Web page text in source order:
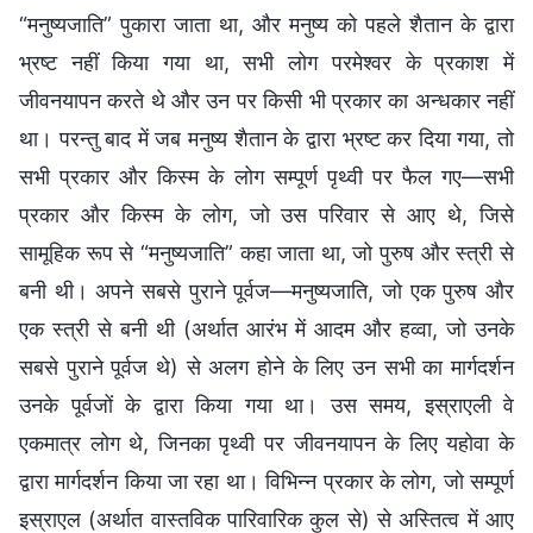
“मनुष्यजाति” पुकारा जाता था, और मनुष्य को पहले शैतान के द्वारा
भ्रष्ट नहीं किया गया था, सभी लोग परमेश्वर के प्रकाश में
जीवनयापन करते थे और उन पर किसी भी प्रकार का अन्धकार नहीं
था। परन्तु बाद में जब मनुष्य शैतान के द्वारा भ्रष्ट कर दिया गया, तो
सभी प्रकार और किस्म के लोग सम्पूर्ण पृथ्वी पर फैल गए—सभी
प्रकार और किस्म के लोग, जो उस परिवार से आए थे, जिसे
सामूहिक रूप से “मनुष्यजाति” कहा जाता था, जो पुरुष और स्त्री से
बनी थी। अपने सबसे पुराने पूर्वज—मनुष्यजाति, जो एक पुरुष और
एक स्त्री से बनी थी (अर्थात आरंभ में आदम और हव्वा, जो उनके
सबसे पुराने पूर्वज थे) से अलग होने के लिए उन सभी का मार्गदर्शन
उनके पूर्वजों के द्वारा किया गया था। उस समय, इस्राएली वे
एकमात्र लोग थे, जिनका पृथ्वी पर जीवनयापन के लिए यहोवा के
द्वारा मार्गदर्शन किया जा रहा था। विभिन्न प्रकार के लोग, जो सम्पूर्ण
इस्राएल (अर्थात वास्तविक पारिवारिक कुल से) से अस्तित्व में आए